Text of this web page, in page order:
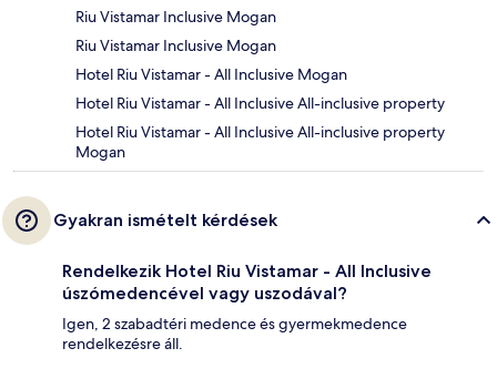
Riu Vistamar Inclusive Mogan
Riu Vistamar Inclusive Mogan
Hotel Riu Vistamar - All Inclusive Mogan
Hotel Riu Vistamar - All Inclusive All-inclusive property
Hotel Riu Vistamar - All Inclusive All-inclusive property
Mogan
Gyakran ismételt kérdések
Rendelkezik Hotel Riu Vistamar - All Inclusive
úszómedencével vagy uszodával?
Igen, 2 szabadtéri medence és gyermekmedence
rendelkezésre áll.